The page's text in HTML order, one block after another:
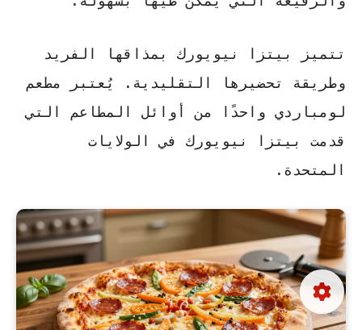
تتميز بيتزا نيويورك بمذاقها الفريد
وطريقة تحضيرها التقليدية.
يُعتبر مطعم
لومباردي واحدًا من أوائل المطاعم التي
قدمت بيتزا نيويورك في الولايات
المتحدة.